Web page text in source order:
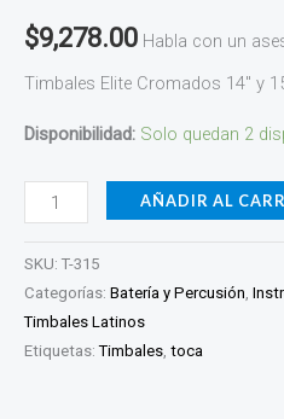
$9,278.00 Habla con un
Timbales Elite Cromados 14″ y
Disponibilidad: Solo quedan 2
AÑADIR AL
SKU: T-315
Categorías: Batería y Percusión,
Timbales Latinos
Etiquetas:Timbales, toca